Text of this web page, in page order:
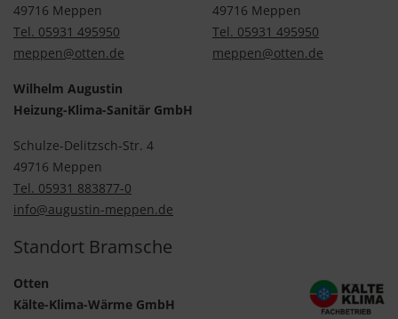
49716 Meppen
Tel. 05931 495950
meppen@otten.de
49716 Meppen
Tel. 05931 495950
meppen@otten.de
Wilhelm Augustin
Heizung-Klima-Sanitär GmbH
Schulze-Delitzsch-Str. 4
49716 Meppen
Tel. 05931 883877-0
info@augustin-meppen.de
Standort Bramsche
Otten
Kälte-Klima-Wärme GmbH